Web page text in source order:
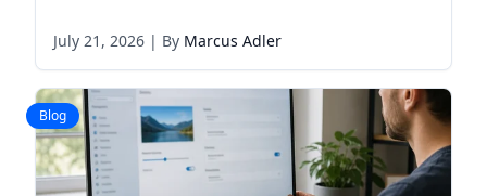
July 21, 2026 | By Marcus Adler
Blog